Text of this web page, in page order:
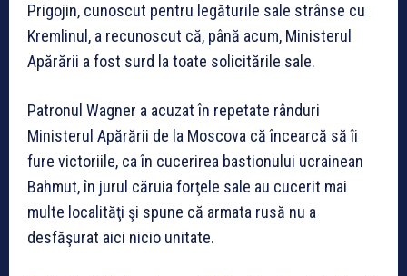
Prigojin, cunoscut pentru legăturile sale strânse cu
Kremlinul, a recunoscut că, până acum, Ministerul
Apărării a fost surd la toate solicitările sale.
Patronul Wagner a acuzat în repetate rânduri
Ministerul Apărării de la Moscova că încearcă să îi
fure victoriile, ca în cucerirea bastionului ucrainean
Bahmut, în jurul căruia forţele sale au cucerit mai
multe localităţi şi spune că armata rusă nu a
desfăşurat aici nicio unitate.